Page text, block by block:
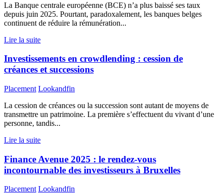
La Banque centrale européenne (BCE) n’a plus baissé ses taux
depuis juin 2025. Pourtant, paradoxalement, les banques belges
continuent de réduire la rémunération...
Lire la suite
Investissements en crowdlending : cession de
créances et successions
Placement Lookandfin
La cession de créances ou la succession sont autant de moyens de
transmettre un patrimoine. La première s’effectuent du vivant d’une
personne, tandis...
Lire la suite
Finance Avenue 2025 : le rendez-vous
incontournable des investisseurs à Bruxelles
Placement Lookandfin